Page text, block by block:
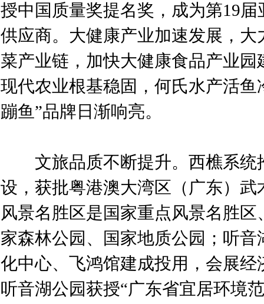
授中国质量奖提名奖，成为第19
供应商。大健康产业加速发展，
菜产业链，加快大健康食品产业园
现代农业根基稳固，何氏水产活鱼
蹦鱼”品牌日渐响亮。
文旅品质不断提升。西樵系统
设，获批粤港澳大湾区（广东）
风景名胜区是国家重点风景名胜
家森林公园、国家地质公园；听
化中心、飞鸿馆建成投用，会展
听音湖公园获授“广东省宜居环境